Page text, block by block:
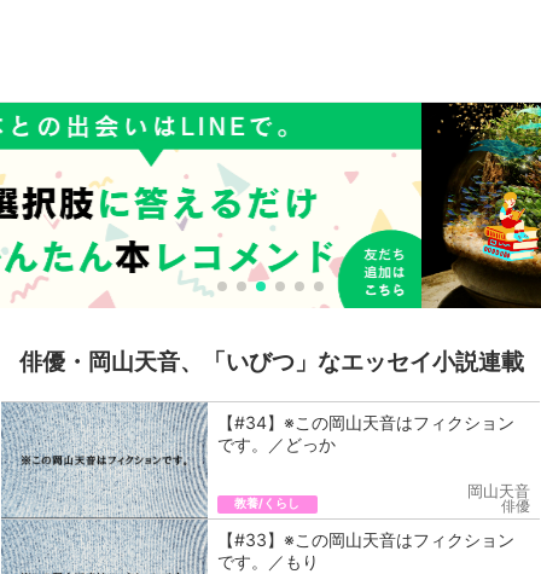
俳優・岡山天音、「いびつ」なエッセイ小説連載
【#34】※この岡山天音はフィクション
です。／どっか
教養/くらし
岡山天音
俳優
【#33】※この岡山天音はフィクション
です。／もり